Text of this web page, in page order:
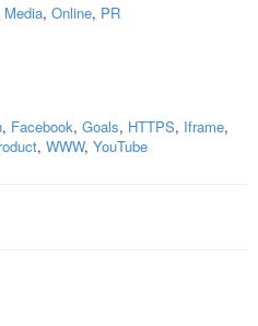
Media, Online, PR
, Facebook, Goals, HTTPS, Iframe,
, WWW, YouTube